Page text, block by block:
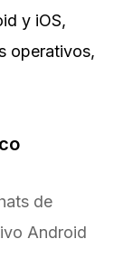
y iOS,
operativos,
de
Android